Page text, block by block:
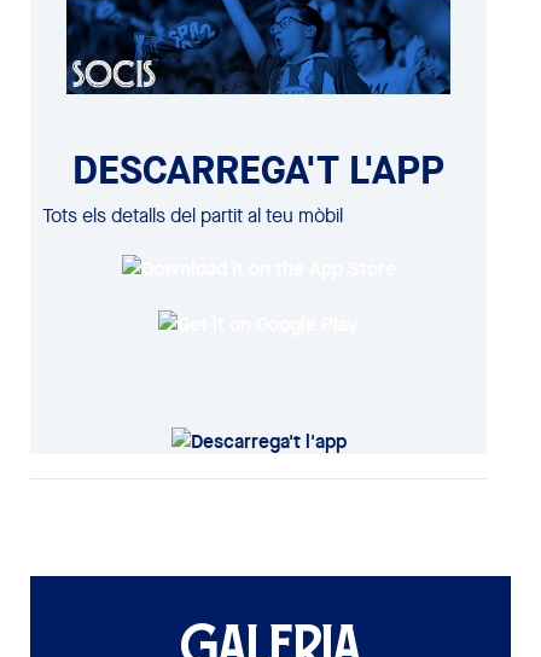
DESCARREGA'T L'APP
Tots els detalls del partit al teu mòbil
GALERIA